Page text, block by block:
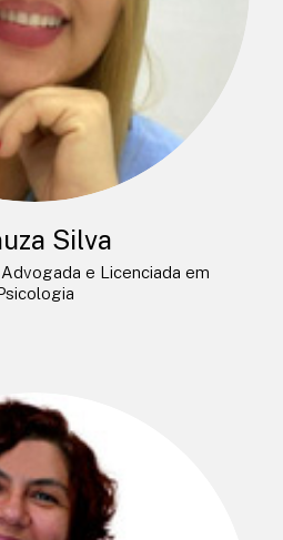
Silva
e Licenciada em